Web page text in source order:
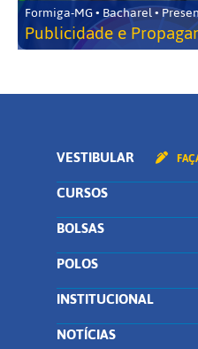
Formiga-MG • Bacharel •
Publicidade e
VESTIBULAR
CURSOS
BOLSAS
POLOS
INSTITUCIONAL
NOTÍCIAS